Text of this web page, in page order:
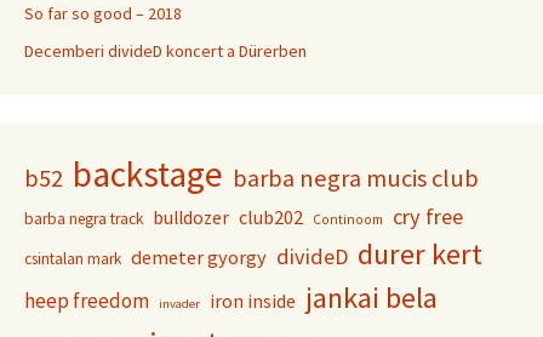
So far so good – 2018
Decemberi divideD koncert a Dürerben
b52 backstage barba negra mucis club
barba negra track bulldozer club202 Continoom cry free
csintalan mark demeter gyorgy divideD durer kert
heep freedom invader iron inside jankai bela